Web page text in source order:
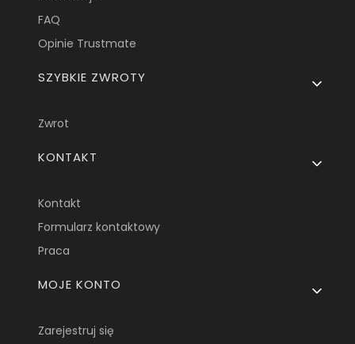
FAQ
Opinie Trustmate
SZYBKIE ZWROTY
Zwrot
KONTAKT
Kontakt
Formularz kontaktowy
Praca
MOJE KONTO
Zarejestruj się